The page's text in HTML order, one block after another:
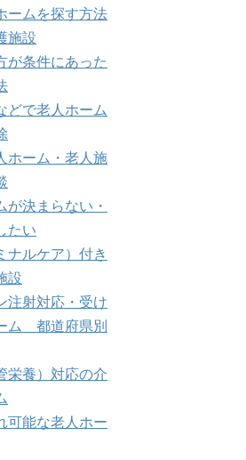
ームを探す方法
施設
が条件にあった
どで老人ホーム
ホーム・老人施
が決まらない・
たい
ナルケア）付き
設
注射対応・受け
ム 都道府県別
栄養）対応の介
可能な老人ホー